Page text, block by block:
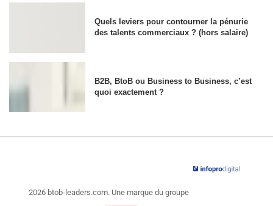
Quels leviers pour contourner la pénurie
des talents commerciaux ? (hors salaire)
B2B, BtoB ou Business to Business, c’est
quoi exactement ?
2026 btob-leaders.com. Une marque du groupe